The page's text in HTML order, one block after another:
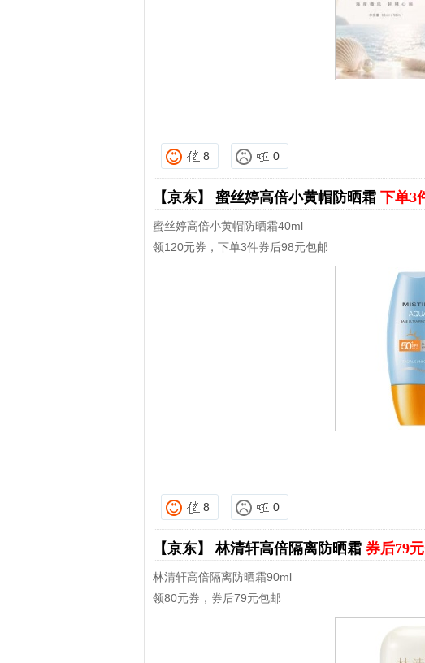
8 0
【京东】 蜜丝婷高倍小黄帽防晒霜 下单3
蜜丝婷高倍小黄帽防晒霜40ml
领120元券，下单3件券后98元包邮
8 0
【京东】林清轩高倍隔离防晒霜 券后79
林清轩高倍隔离防晒霜90ml
领80元券，券后79元包邮